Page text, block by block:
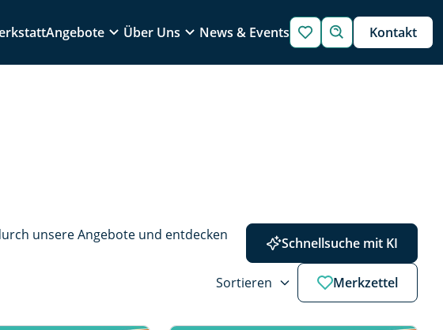
Angebote Über Uns News & Events Kontakt
unsere Angebote und entdecken
Schnellsuche mit KI
Merkzettel
Sortieren